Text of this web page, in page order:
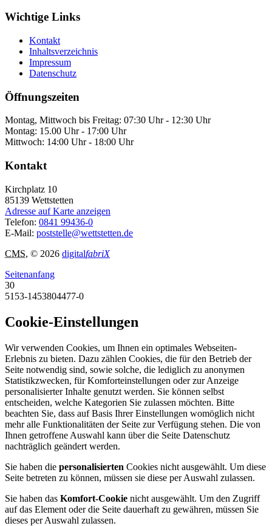
Wichtige Links
Kontakt
Inhaltsverzeichnis
Impressum
Datenschutz
Öffnungszeiten
Montag, Mittwoch bis Freitag: 07:30 Uhr - 12:30 Uhr
Montag: 15.00 Uhr - 17:00 Uhr
Mittwoch: 14:00 Uhr - 18:00 Uhr
Kontakt
Kirchplatz 10
85139 Wettstetten
Adresse auf Karte anzeigen
Telefon: 0841 99436-0
E-Mail: poststelle@wettstetten.de
CMS, © 2026 digitalfabriX
Seitenanfang
30
5153-1453804477-0
Cookie-Einstellungen
Wir verwenden Cookies, um Ihnen ein optimales Webseiten-
Erlebnis zu bieten. Dazu zählen Cookies, die für den Betrieb der
Seite notwendig sind, sowie solche, die lediglich zu anonymen
Statistikzwecken, für Komforteinstellungen oder zur Anzeige
personalisierter Inhalte genutzt werden. Sie können selbst
entscheiden, welche Kategorien Sie zulassen möchten. Bitte
beachten Sie, dass auf Basis Ihrer Einstellungen womöglich nicht
mehr alle Funktionalitäten der Seite zur Verfügung stehen. Die von
Ihnen getroffene Auswahl kann über die Seite Datenschutz
nachträglich geändert werden.
Sie haben die personalisierten Cookies nicht ausgewählt. Um diese
Seite betreten zu können, müssen sie diese per Auswahl zulassen.
Sie haben das Komfort-Cookie nicht ausgewählt. Um den Zugriff
auf das Element oder die Seite dauerhaft zu gewähren, müssen Sie
dieses per Auswahl zulassen.